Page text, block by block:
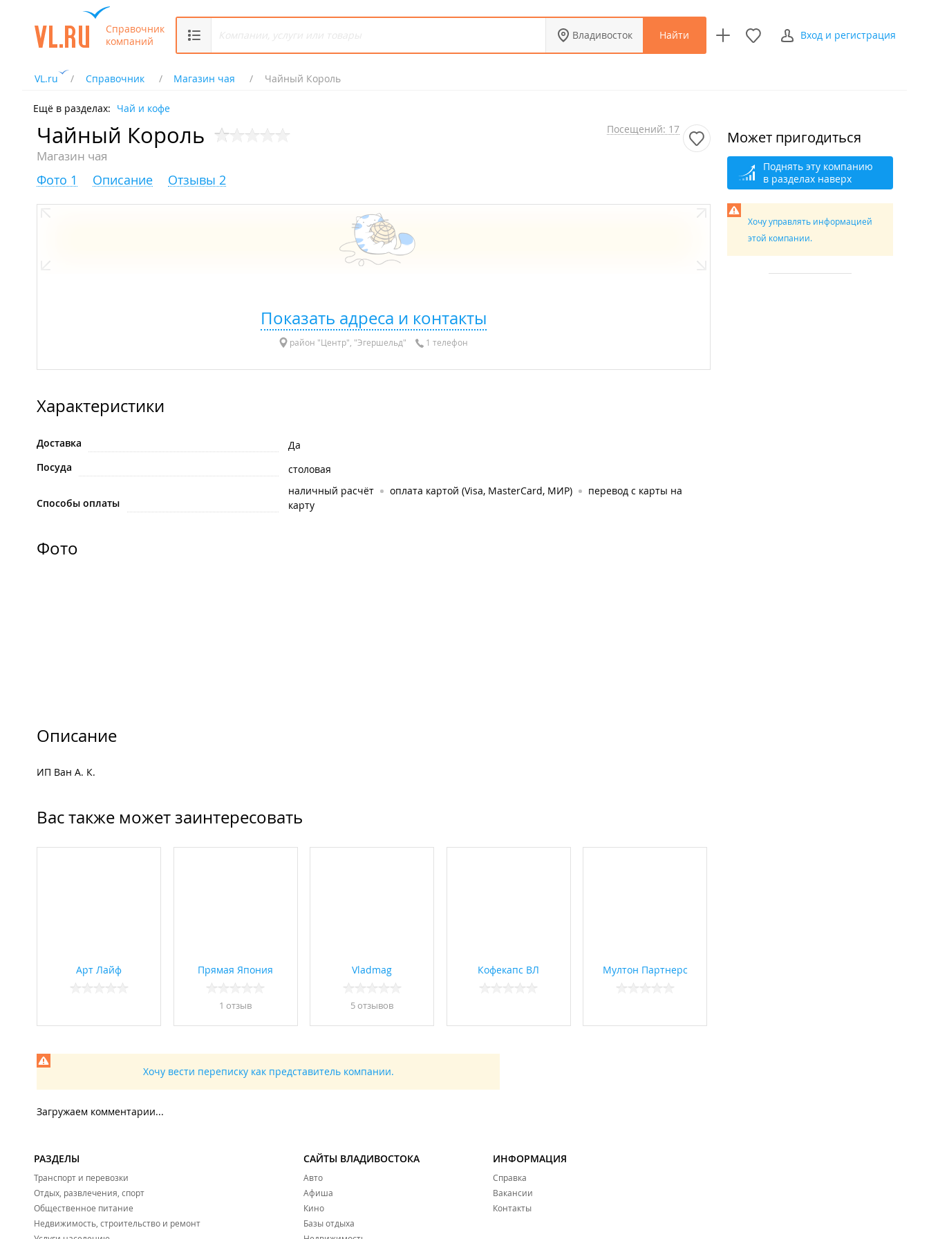
Справочник
компаний
Владивосток Найти Вход и регистрация
VL.ru Справочник Магазин чая Чайный Король
Ещё в разделах: Чай и кофе
Чайный Король
Магазин чая
Посещений: 17
Фото 1 Описание Отзывы 2
Показать адреса и контакты
район "Центр", "Эгершельд" 1 телефон
Характеристики
Доставка
Да
Посуда
столовая
Способы оплаты
наличный расчёт оплата картой (Visa, MasterCard, МИР)
перевод с карты на
карту
Фото
Описание
ИП Ван А. К.
Вас также может заинтересовать
Арт Лайф Прямая Япония
1 отзыв
Vladmag
5 отзывов
Кофекапс ВЛ Мултон Партнерс
Хочу вести переписку как представитель компании.
Загружаем комментарии...
Может пригодиться
Поднять эту компанию
в разделах наверх
Хочу управлять информацией
этой компании.
РАЗДЕЛЫ
Транспорт и перевозки
Отдых, развлечения, спорт
Общественное питание
Недвижимость, строительство и ремонт
САЙТЫ ВЛАДИВОСТОКА
Авто
Афиша
Кино
Базы отдыха
ИНФОРМАЦИЯ
Справка
Вакансии
Контакты